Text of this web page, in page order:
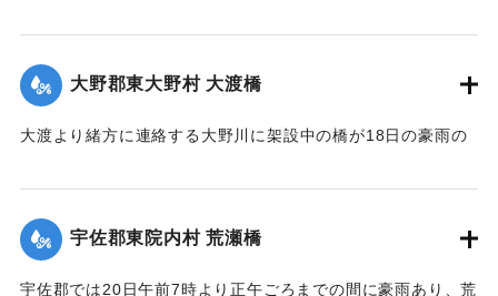
｜固有コード:00275047
｜固有コード:00275049
大野郡東大野村 大渡橋
大渡より緒方に連絡する大野川に架設中の橋が18日の豪雨の
業中の朝鮮人は万が一を恐れて従業を拒んでいる。
【出典：大分新聞 大正12年6月22日 朝刊4面】
｜固有コード: 00275050
宇佐郡東院内村 荒瀬橋
宇佐郡では20日午前7時より正午ごろまでの間に豪雨あり、荒